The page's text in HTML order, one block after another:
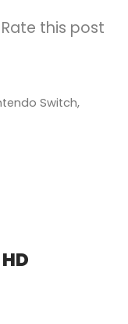
Rate this post
Switch,